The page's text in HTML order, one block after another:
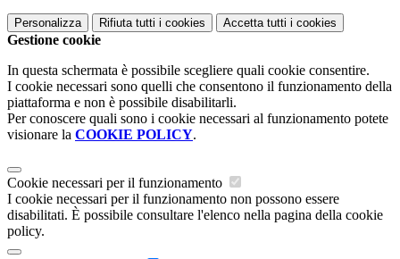
Personalizza Rifiuta tutti i cookies Accetta tutti i cookies
Gestione cookie
In questa schermata è possibile scegliere quali cookie consentire.
I cookie necessari sono quelli che consentono il funzionamento della
piattaforma e non è possibile disabilitarli.
Per conoscere quali sono i cookie necessari al funzionamento potete
visionare la COOKIE POLICY.
Cookie necessari per il funzionamento
I cookie necessari per il funzionamento non possono essere
disabilitati. È possibile consultare l'elenco nella pagina della cookie
policy.